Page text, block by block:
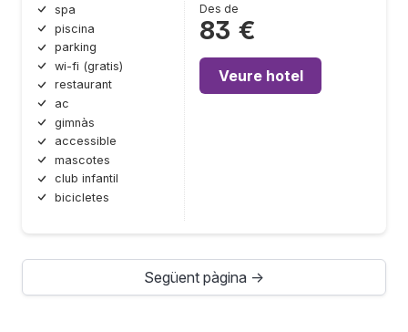
spa
piscina
parking
wi-fi (gratis)
restaurant
ac
gimnàs
accessible
mascotes
club infantil
bicicletes
Des de
83 €
Veure hotel
Següent pàgina →